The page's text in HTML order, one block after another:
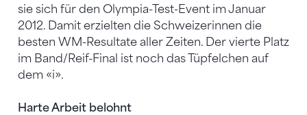
sie sich für den Olympia-Test-Event im Januar
2012. Damit erzielten die Schweizerinnen die
besten WM-Resultate aller Zeiten. Der vierte Platz
im Band/Reif-Final ist noch das Tüpfelchen auf
dem «i».
Harte Arbeit belohnt